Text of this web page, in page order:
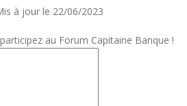
à jour le 22/06/2023
au Forum Capitaine Banque !